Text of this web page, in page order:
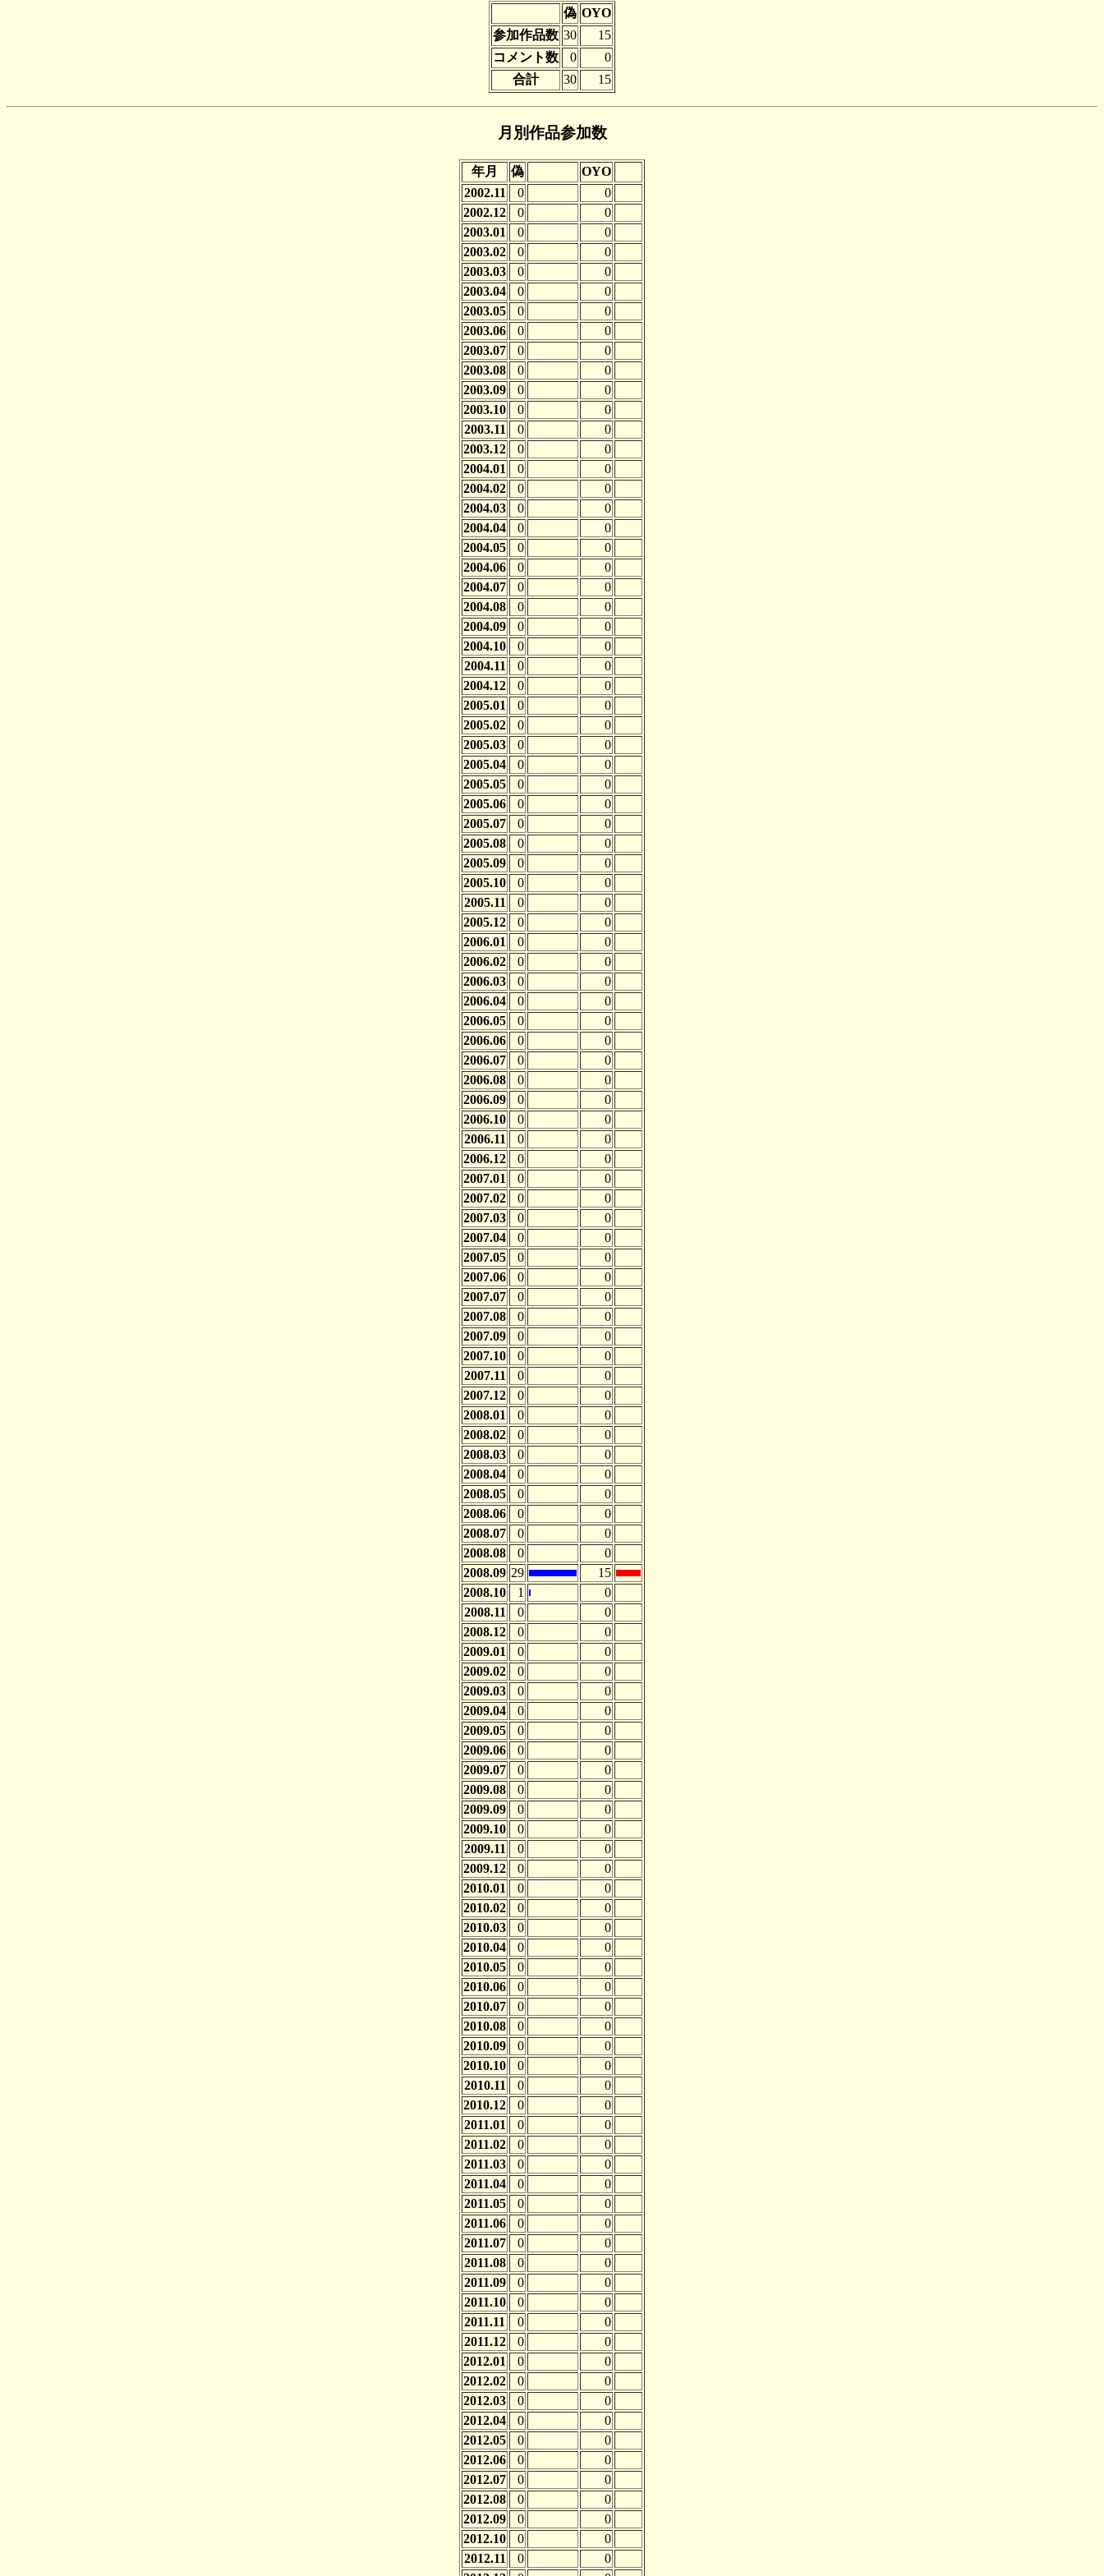
偽 OYO
参加作品数 30
15
コメント数
0
0
合計
30 15
月別作品参加数
年月 偽
OYO
2002.11
0
0
2002.12
0
0
2003.01
0
0
2003.02
0
0
2003.03
0
0
2003.04
0
0
2003.05
0
0
2003.06
0
0
2003.07
0
0
2003.08
0
0
2003.09
0
0
2003.10
0
0
2003.11
0
0
2003.12
0
0
2004.01
0
0
2004.02
0
0
2004.03
0
0
2004.04
0
0
2004.05
0
0
2004.06
0
0
2004.07
0
0
2004.08
0
0
2004.09
0
0
2004.10
0
0
2004.11
0
0
2004.12
0
0
2005.01
0
0
2005.02
0
0
2005.03
0
0
2005.04
0
0
2005.05
0
0
2005.06
0
0
2005.07
0
0
2005.08
0
0
2005.09
0
0
2005.10
0
0
2005.11
0
0
2005.12
0
0
2006.01
0
0
2006.02
0
0
2006.03
0
0
2006.04
0
0
2006.05
0
0
2006.06
0
0
2006.07
0
0
2006.08
0
0
2006.09
0
0
2006.10
0
0
2006.11
0
0
2006.12
0
0
2007.01
0
0
2007.02
0
0
2007.03
0
0
2007.04
0
0
2007.05
0
0
2007.06
0
0
2007.07
0
0
2007.08
0
0
2007.09
0
0
2007.10
0
0
2007.11
0
0
2007.12
0
0
2008.01
0
0
2008.02
0
0
2008.03
0
0
2008.04
0
0
2008.05
0
0
2008.06
0
0
2008.07
0
0
2008.08
0
0
2008.09 29
15
2008.10
1
0
2008.11
0
0
2008.12
0
0
2009.01
0
0
2009.02
0
0
2009.03
0
0
2009.04
0
0
2009.05
0
0
2009.06
0
0
2009.07
0
0
2009.08
0
0
2009.09
0
0
2009.10
0
0
2009.11
0
0
2009.12
0
0
2010.01
0
0
2010.02
0
0
2010.03
0
0
2010.04
0
0
2010.05
0
0
2010.06
0
0
2010.07
0
0
2010.08
0
0
2010.09
0
0
2010.10
0
0
2010.11
0
0
2010.12
0
0
2011.01
0
0
2011.02
0
0
2011.03
0
0
2011.04
0
0
2011.05
0
0
2011.06
0
0
2011.07
0
0
2011.08
0
0
2011.09
0
0
2011.10
0
0
2011.11
0
0
2011.12
0
0
2012.01
0
0
2012.02
0
0
2012.03
0
0
2012.04
0
0
2012.05
0
0
2012.06
0
0
2012.07
0
0
2012.08
0
0
2012.09
0
0
2012.10
0
0
2012.11
0
0